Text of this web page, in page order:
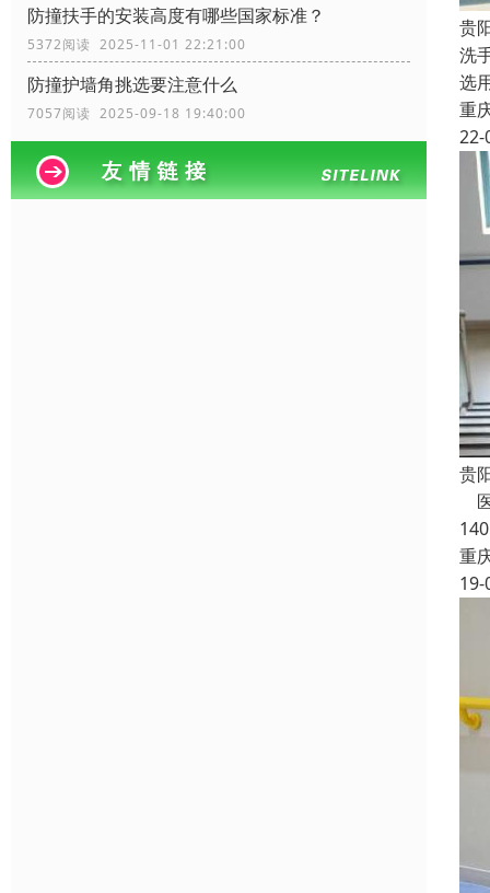
防撞扶手的安装高度有哪些国家标准？
5372阅读 2025-11-01 22:21:00
防撞护墙角挑选要注意什么
7057阅读 2025-09-18 19:40:00
贵
洗
选
重
22-
贵
重
19-